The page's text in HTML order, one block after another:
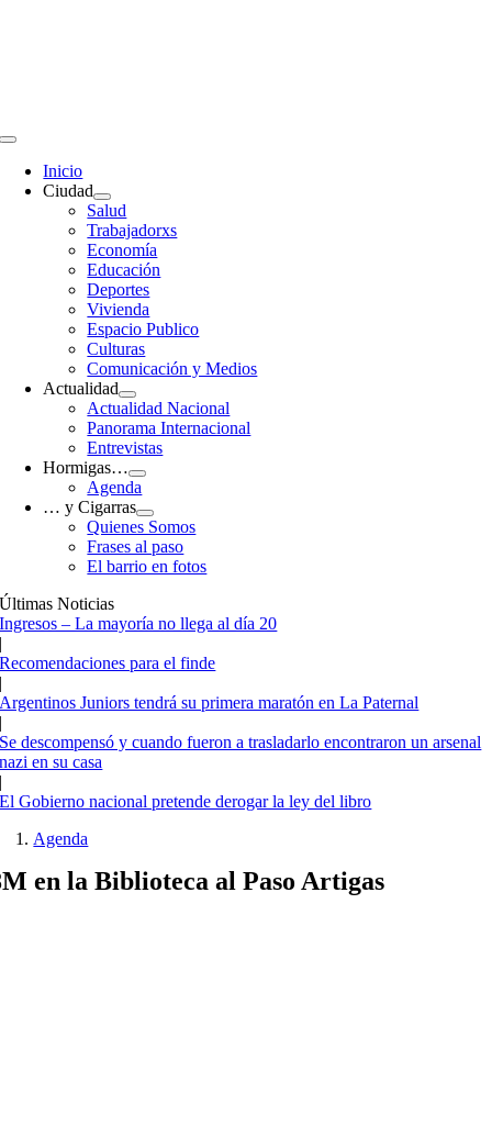
Toggle
Navigation
Inicio
Ciudad
Salud
Trabajadorxs
Economía
Educación
Deportes
Vivienda
Espacio Publico
Culturas
Comunicación y Medios
Actualidad
Actualidad Nacional
Panorama Internacional
Entrevistas
Hormigas…
Agenda
… y Cigarras
Quienes Somos
Frases al paso
El barrio en fotos
Últimas Noticias
Ingresos – La mayoría no llega al día 20
|
Recomendaciones para el finde
|
Argentinos Juniors tendrá su primera maratón en La Paternal
|
Se descompensó y cuando fueron a trasladarlo encontraron un arsenal
nazi en su casa
|
El Gobierno nacional pretende derogar la ley del libro
Agenda
en la Biblioteca al Paso Artigas